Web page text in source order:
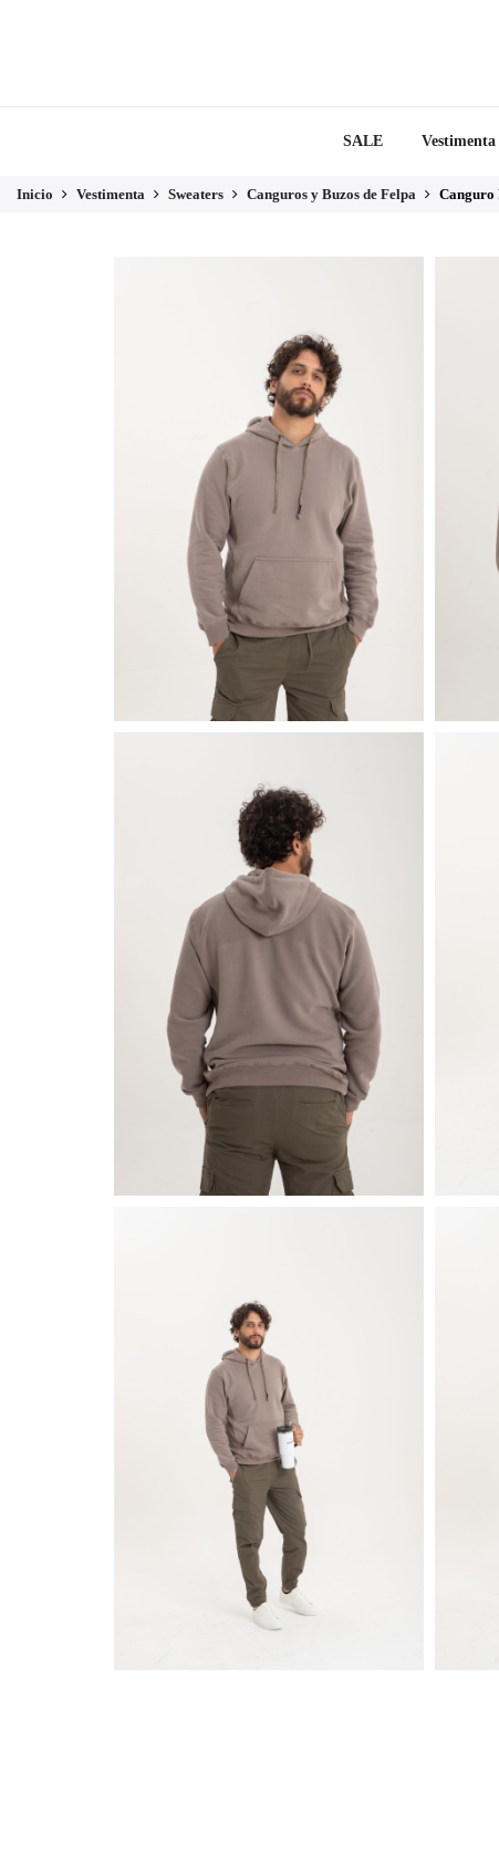
SALE Vestimenta
Inicio Vestimenta Sweaters Canguros y Buzos de Felpa Canguro